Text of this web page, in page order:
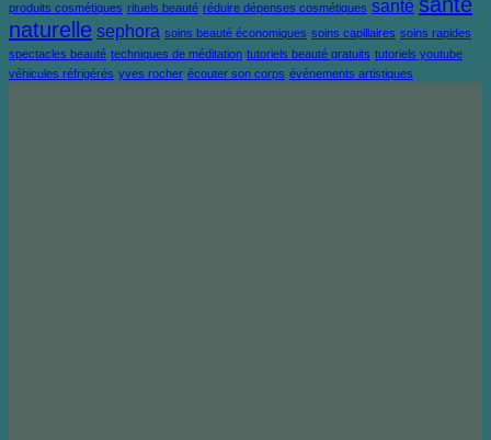
produits cosmétiques rituels beauté réduire dépenses cosmétiques santé
naturelle sephora soins beauté économiques soins capillaires soins rapides
spectacles beauté techniques de méditation tutoriels beauté gratuits tutoriels youtube
véhicules réfrigérés yves rocher écouter son corps événements artistiques